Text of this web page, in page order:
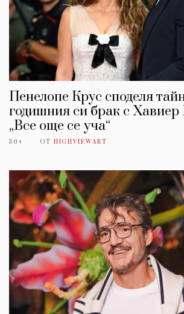
Пенелопе Крус споделя
годишния си брак с Хавиер
„Все още се уча“
30+ ОТ HIGHVIEWART